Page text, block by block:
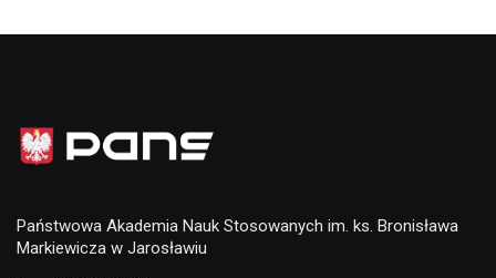
Państwowa Akademia Nauk Stosowanych im. ks. Bronisława
Markiewicza w Jarosławiu